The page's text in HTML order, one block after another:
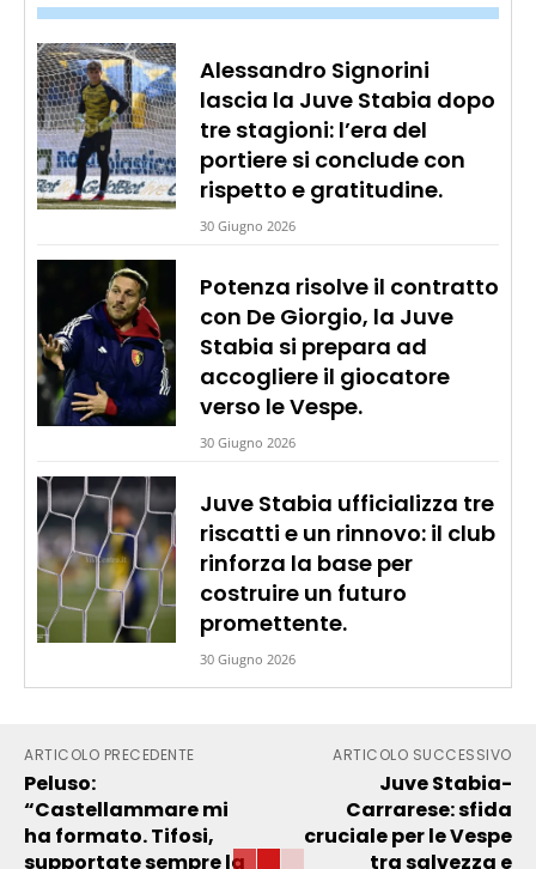
Alessandro Signorini
lascia la Juve Stabia dopo
tre stagioni: l’era del
portiere si conclude con
rispetto e gratitudine.
30 Giugno 2026
Potenza risolve il contratto
con De Giorgio, la Juve
Stabia si prepara ad
accogliere il giocatore
verso le Vespe.
30 Giugno 2026
Juve Stabia ufficializza tre
riscatti e un rinnovo: il club
rinforza la base per
costruire un futuro
promettente.
30 Giugno 2026
ARTICOLO PRECEDENTE
Peluso:
“Castellammare mi
ha formato. Tifosi,
supportate sempre la
ARTICOLO SUCCESSIVO
Juve Stabia-
Carrarese: sfida
cruciale per le Vespe
tra salvezza e